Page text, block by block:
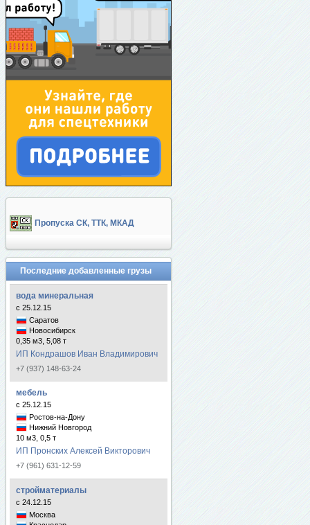
Пропуска СК, ТТК, МКАД
Последние добавленные грузы
вода минеральная
с 25.12.15
Саратов
Новосибирск
0,35 м3, 5,08 т
ИП Кондрашов Иван Владимирович
+7 (937) 148-63-24
мебель
с 25.12.15
Ростов-на-Дону
Нижний Новгород
10 м3, 0,5 т
ИП Пронских Алексей Викторович
+7 (961) 631-12-59
стройматериалы
с 24.12.15
Москва